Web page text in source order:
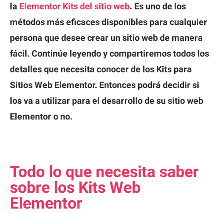
la Elementor Kits del sitio web. Es uno de los
métodos más eficaces disponibles para cualquier
persona que desee crear un sitio web de manera
fácil. Continúe leyendo y compartiremos todos los
detalles que necesita conocer de los Kits para
Sitios Web Elementor. Entonces podrá decidir si
los va a utilizar para el desarrollo de su sitio web
Elementor o no.
Todo lo que necesita saber
sobre los Kits Web
Elementor